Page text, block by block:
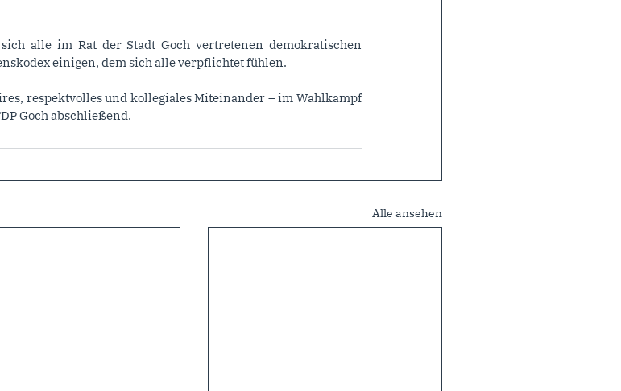
alle im Rat der Stadt Goch vertretenen demokratischen
einigen, dem sich alle verpflichtet fühlen.
respektvolles und kollegiales Miteinander – im Wahlkampf
Goch abschließend.
Alle ansehen